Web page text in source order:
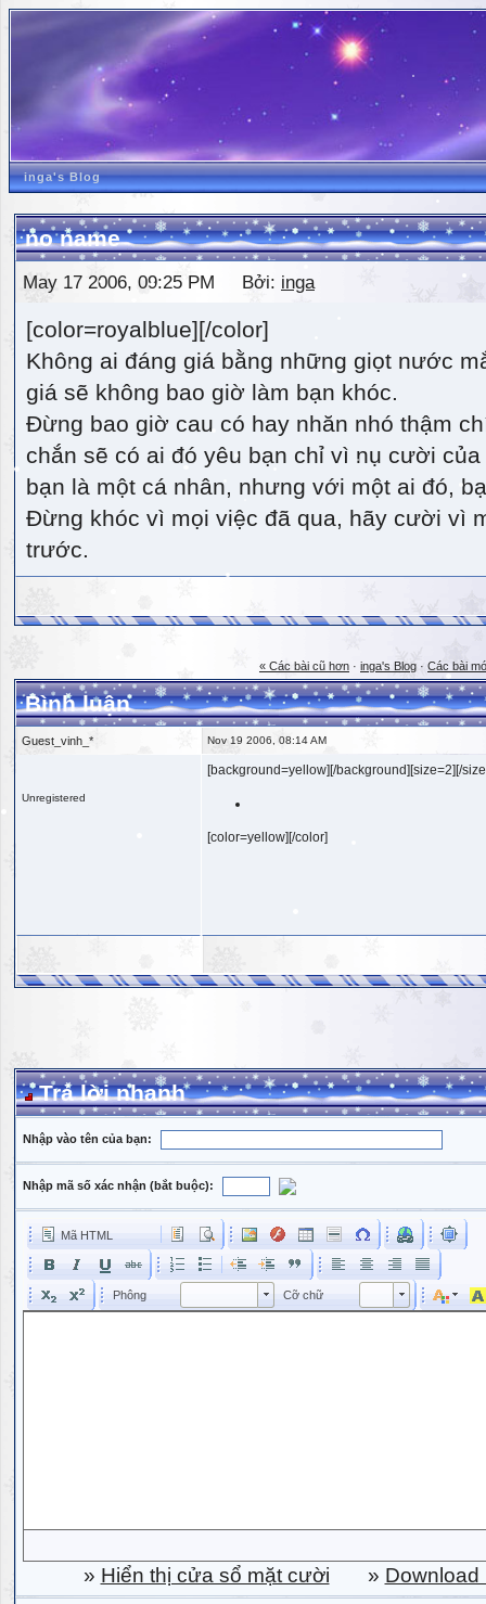
inga's Blog
no name
May 17 2006, 09:25 PM Bởi: inga
[color=royalblue][/color]
Không ai đáng giá bằng những giọt nước
giá sẽ không bao giờ làm bạn khóc.
Đừng bao giờ cau có hay nhăn nhó thậm
chắn sẽ có ai đó yêu bạn chỉ vì nụ cười
bạn là một cá nhân, nhưng với một ai đó,
Đừng khóc vì mọi việc đã qua, hãy cười vì
trước.
« Các bài cũ hơn · inga's Blog · Các bài
Bình luận
Guest_vinh_* Nov 19 2006, 08:14 AM
Unregistered
[background=yellow][/background][size=2][/
[color=yellow][/color]
Trả lời nhanh
Nhập vào tên của bạn:
Nhập mã số xác nhận (bắt buộc):
Mã HTML
Phông Phông Cỡ chữ Kích cỡ phông
» Hiển thị cửa sổ mặt cười » Download